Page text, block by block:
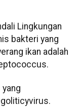
Lingkungan
bakteri yang
ikan adalah